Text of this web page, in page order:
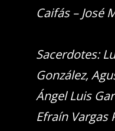
Caifás – José
Sacerdotes:
González,
Ángel Luis
Efraín Vargas